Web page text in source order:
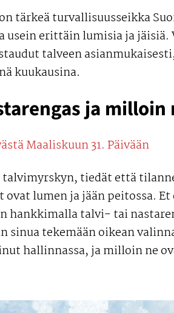
tärkeä turvallisuusseikka
usein erittäin lumisia ja jäisiä.
talveen
kuukausina.
ja
Maaliskuun 31. Päivään
talvimyrskyn, tiedät että
lumen ja jään peitossa.
hankkimalla talvi- tai
sinua tekemään oikean
hallinnassa, ja milloin ne